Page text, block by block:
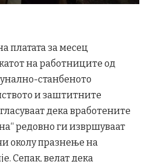
платата за месец
на работниците од
станбеното
и заштитните
дека вработените
редовно ги извршуваат
околу празнење на
Сепак, велат дека